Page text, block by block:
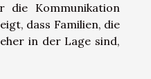
die Kommunikation
dass Familien, die
in der Lage sind,